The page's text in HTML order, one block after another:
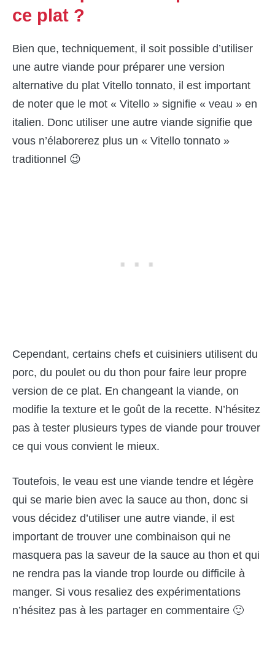
ce plat ?
Bien que, techniquement, il soit possible d’utiliser
une autre viande pour préparer une version
alternative du plat Vitello tonnato, il est important
de noter que le mot « Vitello » signifie « veau » en
italien. Donc utiliser une autre viande signifie que
vous n’élaborerez plus un « Vitello tonnato »
traditionnel 😉
Cependant, certains chefs et cuisiniers utilisent du
porc, du poulet ou du thon pour faire leur propre
version de ce plat. En changeant la viande, on
modifie la texture et le goût de la recette. N’hésitez
pas à tester plusieurs types de viande pour trouver
ce qui vous convient le mieux.
Toutefois, le veau est une viande tendre et légère
qui se marie bien avec la sauce au thon, donc si
vous décidez d’utiliser une autre viande, il est
important de trouver une combinaison qui ne
masquera pas la saveur de la sauce au thon et qui
ne rendra pas la viande trop lourde ou difficile à
manger. Si vous resaliez des expérimentations
n’hésitez pas à les partager en commentaire 🙂